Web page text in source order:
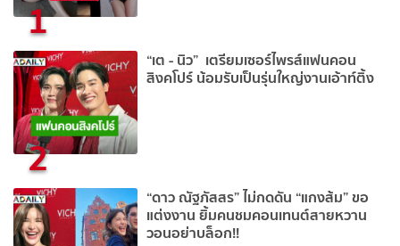
1
2
“เต - นิว” เตรียมเซอร์ไพรส์แฟนคอน
สิงคโปร์ น้อมรับเป็นรุ่นใหญ่งานเอ้าท์ติ้ง
“ดาว ณัฐภัสสร” ไม่กดดัน “แกงส้ม” ขอ
แต่งงาน ยิ้มคนชมคอนเทนต์สายหวาน
วอนอย่าบล็อก!!